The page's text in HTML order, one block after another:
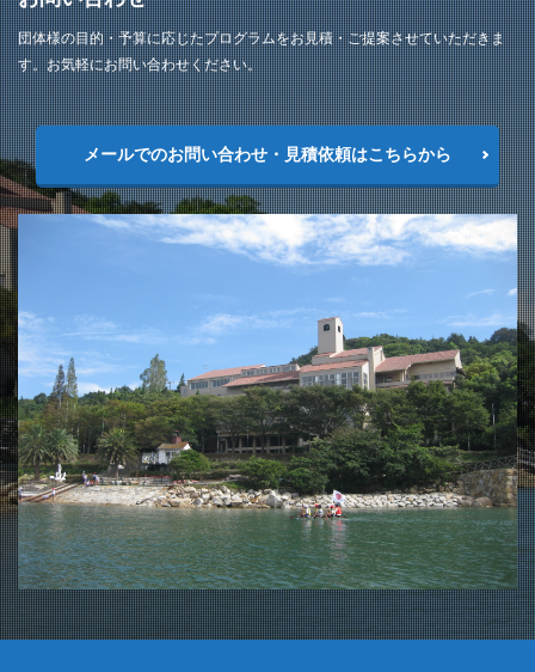
団体様の目的・予算に応じたプログラムをお見積・ご提案させていただきま
す。お気軽にお問い合わせください。
メールでのお問い合わせ・見積依頼はこちらから